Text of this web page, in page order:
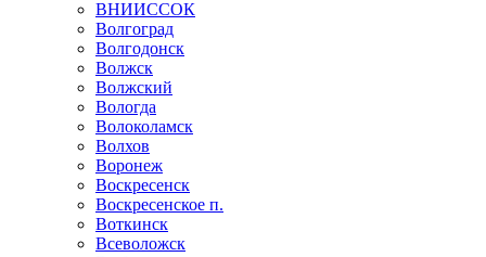
ВНИИССОК
Волгоград
Волгодонск
Волжск
Волжский
Вологда
Волоколамск
Волхов
Воронеж
Воскресенск
Воскресенское п.
Воткинск
Всеволожск